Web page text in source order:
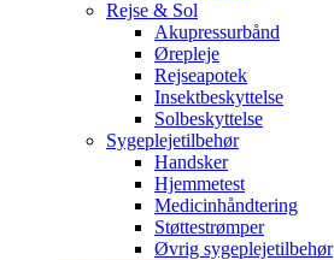
Rejse & Sol
Akupressurbånd
Ørepleje
Rejseapotek
Insektbeskyttelse
Solbeskyttelse
Sygeplejetilbehør
Handsker
Hjemmetest
Medicinhåndtering
Støttestrømper
Øvrig sygeplejetilbehør